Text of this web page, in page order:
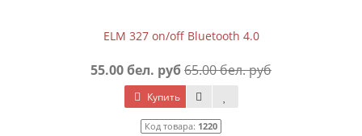
ELM 327 on/off Bluetooth 4.0
55.00 бел. руб65.00 бел. руб
Купить
Код товара: 1220